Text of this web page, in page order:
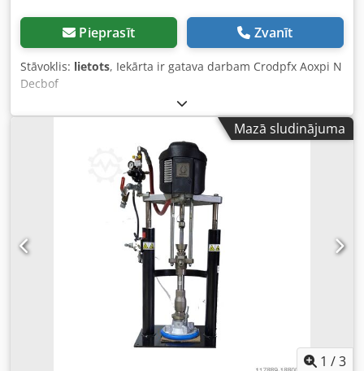
Pieprasīt Zvanīt
Stāvoklis: lietots, Iekārta ir gatava darbam Crodpfx Aoxpi N
Decbof
Mazā sludinājuma
1 /3